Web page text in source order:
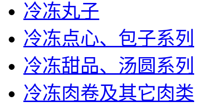
冷冻丸子
冷冻点心、包子系列
冷冻甜品、汤圆系列
冷冻肉卷及其它肉类